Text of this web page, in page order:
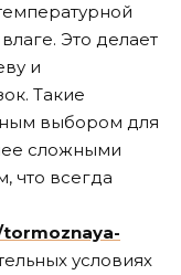
Это делает
и
Такие
выбором для
сложными
что всегда
условиях